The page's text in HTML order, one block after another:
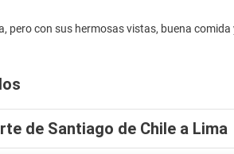
de Santiago de Chile a Lima